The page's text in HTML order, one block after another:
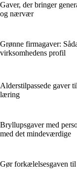
Gaver, der bringer
og nærvær
Grønne firmagaver:
virksomhedens profil
Alderstilpassede gaver
læring
Bryllupsgaver med
med det mindeværdige
Gør forkælelsesgaven